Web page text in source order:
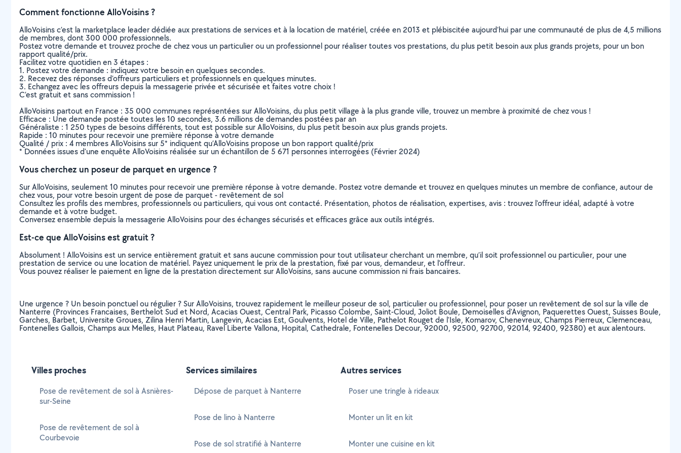
Comment fonctionne AlloVoisins ?
AlloVoisins c’est la marketplace leader dédiée aux prestations de services et à la location de matériel, créée en 2013 et plébiscitée aujourd’hui par une communauté de plus de 4,5 millions
de membres, dont 300 000 professionnels.
Postez votre demande et trouvez proche de chez vous un particulier ou un professionnel pour réaliser toutes vos prestations, du plus petit besoin aux plus grands projets, pour un bon
rapport qualité/prix.
Facilitez votre quotidien en 3 étapes :
1. Postez votre demande : indiquez votre besoin en quelques secondes.
2. Recevez des réponses d’offreurs particuliers et professionnels en quelques minutes.
3. Echangez avec les offreurs depuis la messagerie privée et sécurisée et faites votre choix !
C’est gratuit et sans commission !
AlloVoisins partout en France : 35 000 communes représentées sur AlloVoisins, du plus petit village à la plus grande ville, trouvez un membre à proximité de chez vous !
Efficace : Une demande postée toutes les 10 secondes, 3.6 millions de demandes postées par an
Généraliste : 1 250 types de besoins différents, tout est possible sur AlloVoisins, du plus petit besoin aux plus grands projets.
Rapide : 10 minutes pour recevoir une première réponse à votre demande
Qualité / prix : 4 membres AlloVoisins sur 5* indiquent qu’AlloVoisins propose un bon rapport qualité/prix
* Données issues d’une enquête AlloVoisins réalisée sur un échantillon de 5 671 personnes interrogées (Février 2024)
Vous cherchez un poseur de parquet en urgence ?
Sur AlloVoisins, seulement 10 minutes pour recevoir une première réponse à votre demande. Postez votre demande et trouvez en quelques minutes un membre de confiance, autour de
chez vous, pour votre besoin urgent de pose de parquet - revêtement de sol
Consultez les profils des membres, professionnels ou particuliers, qui vous ont contacté. Présentation, photos de réalisation, expertises, avis : trouvez l'offreur idéal, adapté à votre
demande et à votre budget.
Conversez ensemble depuis la messagerie AlloVoisins pour des échanges sécurisés et efficaces grâce aux outils intégrés.
Est-ce que AlloVoisins est gratuit ?
Absolument ! AlloVoisins est un service entièrement gratuit et sans aucune commission pour tout utilisateur cherchant un membre, qu’il soit professionnel ou particulier, pour une
prestation de service ou une location de matériel. Payez uniquement le prix de la prestation, fixé par vous, demandeur, et l’offreur.
Vous pouvez réaliser le paiement en ligne de la prestation directement sur AlloVoisins, sans aucune commission ni frais bancaires.
Une urgence ? Un besoin ponctuel ou régulier ? Sur AlloVoisins, trouvez rapidement le meilleur poseur de sol, particulier ou professionnel, pour poser un revêtement de sol sur la ville de
Nanterre (Provinces Francaises, Berthelot Sud et Nord, Acacias Ouest, Central Park, Picasso Colombe, Saint-Cloud, Joliot Boule, Demoiselles d'Avignon, Paquerettes Ouest, Suisses Boule,
Garches, Barbet, Universite Groues, Zilina Henri Martin, Langevin, Acacias Est, Goulvents, Hotel de Ville, Pathelot Rouget de l'Isle, Komarov, Chenevreux, Champs Pierreux, Clemenceau,
Fontenelles Gallois, Champs aux Melles, Haut Plateau, Ravel Liberte Vallona, Hopital, Cathedrale, Fontenelles Decour, 92000, 92500, 92700, 92014, 92400, 92380) et aux alentours.
Villes proches
Pose de revêtement de sol à Asnières-
sur-Seine
Pose de revêtement de sol à
Courbevoie
Services similaires
Dépose de parquet à Nanterre
Pose de lino à Nanterre
Pose de sol stratifié à Nanterre
Autres services
Poser une tringle à rideaux
Monter un lit en kit
Monter une cuisine en kit